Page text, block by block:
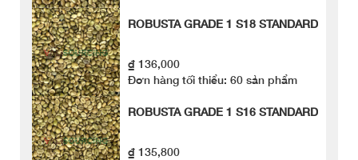
ROBUSTA GRADE 1 S18 STANDARD
₫ 136,000
Đơn hàng tối thiểu: 60 sản phẩm
ROBUSTA GRADE 1 S16 STANDARD
₫ 135,800